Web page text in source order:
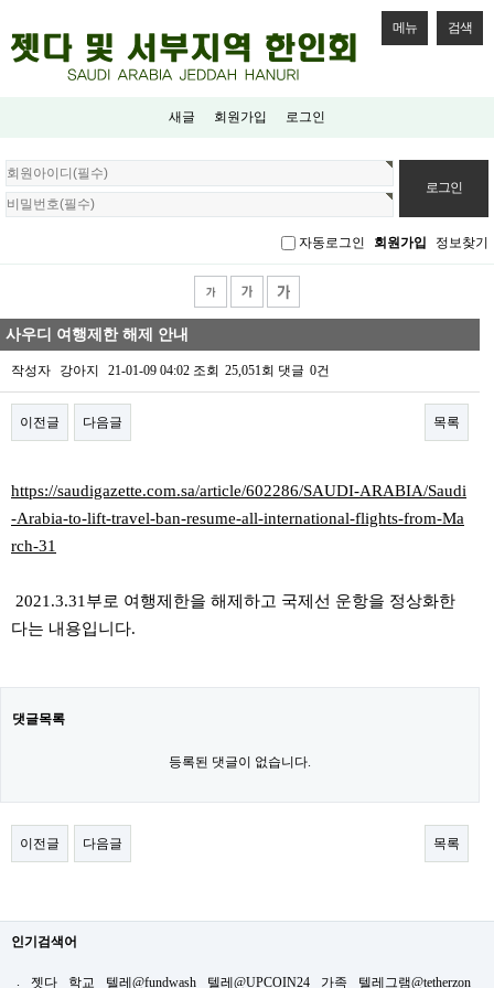
메뉴 검색
새글 회원가입 로그인
회
원
로
자동로그인 회원가입 정보찾기
사우디 여행제한 해제 안내
작성자 강아지 21-01-09 04:02 조회 25,051회 댓글 0건
이전글 다음글 목록
https://saudigazette.com.sa/article/602286/SAUDI-ARABIA/Saudi
-Arabia-to-lift-travel-ban-resume-all-international-flights-from-Ma
rch-31
2021.3.31부로 여행제한을 해제하고 국제선 운항을 정상화한
다는 내용입니다.
댓글목록
등록된 댓글이 없습니다.
이전글 다음글 목록
인기검색어
. 젯다 학교 텔레@fundwash 텔레@UPCOIN24 가족 텔레그램@tetherzon